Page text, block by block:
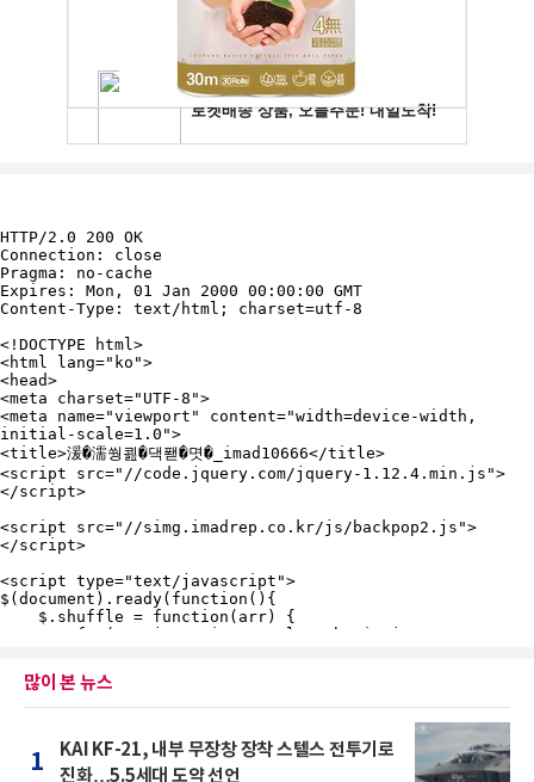
많이 본 뉴스
1
KAI KF-21, 내부 무장창 장착 스텔스 전투기로
진화…5.5세대 도약 선언